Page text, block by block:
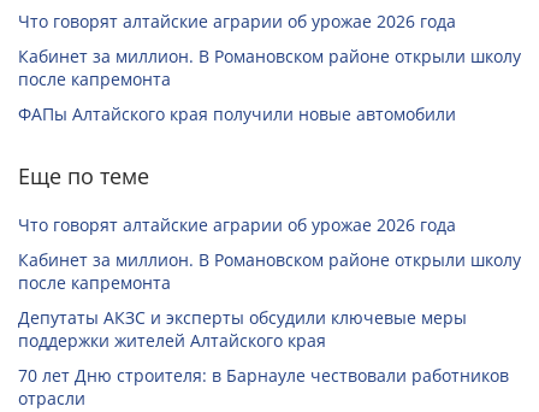
Что говорят алтайские аграрии об урожае 2026 года
Кабинет за миллион. В Романовском районе открыли школу
после капремонта
ФАПы Алтайского края получили новые автомобили
Еще по теме
Что говорят алтайские аграрии об урожае 2026 года
Кабинет за миллион. В Романовском районе открыли школу
после капремонта
Депутаты АКЗС и эксперты обсудили ключевые меры
поддержки жителей Алтайского края
70 лет Дню строителя: в Барнауле чествовали работников
отрасли